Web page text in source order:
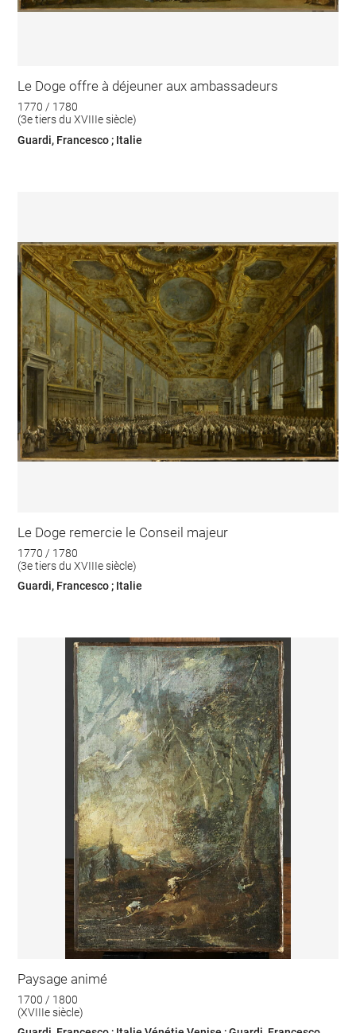
Le Doge offre à déjeuner aux ambassadeurs
1770 / 1780
(3e tiers du XVIIIe siècle)
Guardi, Francesco ; Italie
Le Doge remercie le Conseil majeur
1770 / 1780
(3e tiers du XVIIIe siècle)
Guardi, Francesco ; Italie
Paysage animé
1700 / 1800
(XVIIIe siècle)